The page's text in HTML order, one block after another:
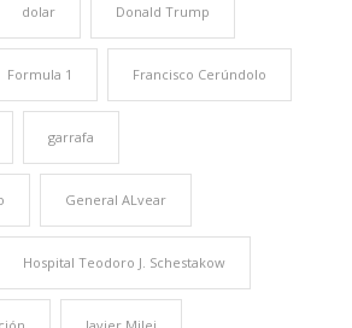
dolar Donald Trump
Formula 1 Francisco Cerúndolo
garrafa
General ALvear
Hospital Teodoro J. Schestakow